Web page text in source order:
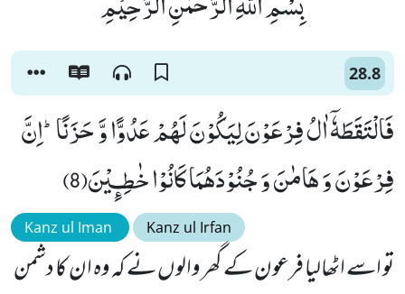
28.8
فَالْتَقَطَهٗۤ اٰلُ فِرْعَوْنَ لِیَكُوْنَ لَهُمْ عَدُوًّا وَّ حَزَنًاؕ-اِنَّ
فِرْعَوْنَ وَ هَامٰنَ وَ جُنُوْدَهُمَا كَانُوْا خٰطِـٕیْنَ(8)
Kanz ul Iman Kanz ul Irfan
تو اسے اٹھالیا فرعون کے گھر والوں نے کہ وہ ان کا دشمن